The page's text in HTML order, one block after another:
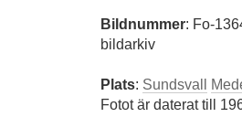
Bildnummer: Fo-
bildarkiv
Plats: Sundsvall
Fotot är daterat till